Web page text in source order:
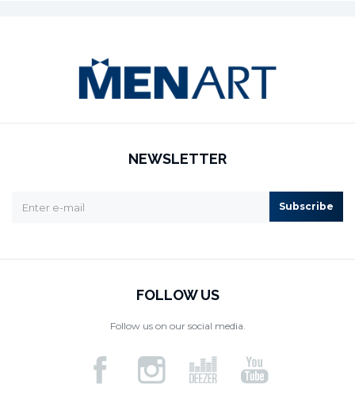
NEWSLETTER
Subscribe
FOLLOW US
Follow us on our social media.